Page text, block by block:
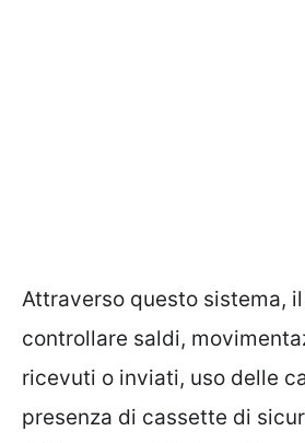
Attraverso questo sistema,
controllare saldi,
ricevuti o inviati, uso delle
presenza di cassette di